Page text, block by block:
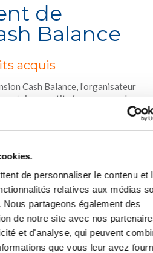
de personnaliser le contenu et
relatives aux médias
partageons également des
de notre site avec nos
et d'analyse, qui peuvent
que vous leur avez
de
Balance
acquis
Cash Balance, l’organisateur
constituée au moyen de
donné sont égales aux
acquises, les deux situations
:
stipule qu’en cas de
octroyé par l’organisateur la
uniquementaux futurs montants
(c.-à-d. la méthode horizontale